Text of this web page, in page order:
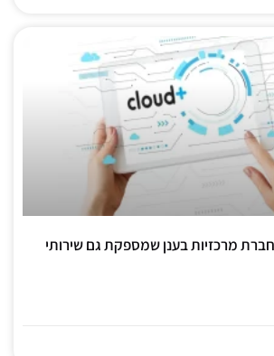
מרכזיות בענן שמספקת גם שירותי